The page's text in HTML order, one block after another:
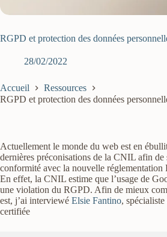
RGPD et protection des données
28/02/2022
Accueil
Ressources
RGPD et protection des données
Actuellement le monde du web est en
dernières préconisations de la CNIL afin de
conformité avec la nouvelle réglementation
En effet, la CNIL estime que l’usage de
une violation du RGPD. Afin de mieux
est, j’ai interviewé Elsie Fantino,
certifiée